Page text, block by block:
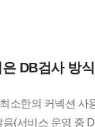
DB검사 방식
소한의 커넥션 사
음(서비스 운영 중